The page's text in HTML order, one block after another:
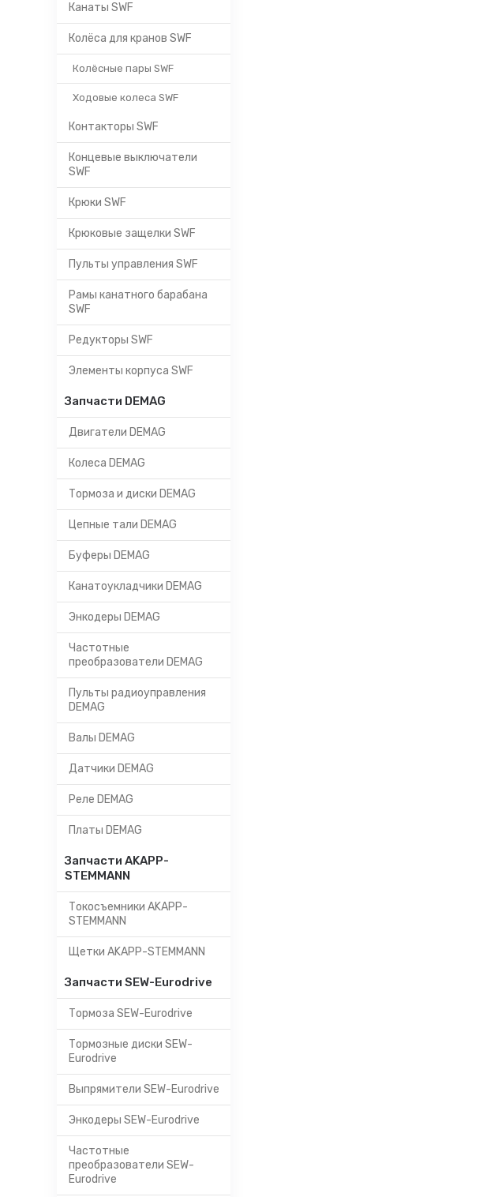
Канаты SWF
Колёса для кранов SWF
Колёсные пары SWF
Ходовые колеса SWF
Контакторы SWF
Концевые выключатели
SWF
Крюки SWF
Крюковые защелки SWF
Пульты управления SWF
Рамы канатного барабана
SWF
Редукторы SWF
Элементы корпуса SWF
Запчасти DEMAG
Двигатели DEMAG
Колеса DEMAG
Тормоза и диски DEMAG
Цепные тали DEMAG
Буферы DEMAG
Канатоукладчики DEMAG
Энкодеры DEMAG
Частотные
преобразователи DEMAG
Пульты радиоуправления
DEMAG
Валы DEMAG
Датчики DEMAG
Реле DEMAG
Платы DEMAG
Запчасти AKAPP-
STEMMANN
Токосъемники AKAPP-
STEMMANN
Щетки AKAPP-STEMMANN
Запчасти SEW-Eurodrive
Тормоза SEW-Eurodrive
Тормозные диски SEW-
Eurodrive
Выпрямители SEW-Eurodrive
Энкодеры SEW-Eurodrive
Частотные
преобразователи SEW-
Eurodrive